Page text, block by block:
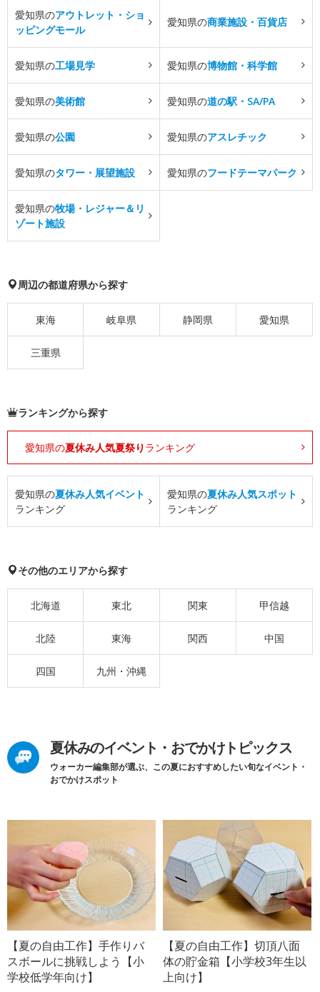
愛知県のアウトレット・ショ
ッピングモール
愛知県の商業施設・百貨店
愛知県の工場見学 愛知県の博物館・科学館
愛知県の美術館 愛知県の道の駅・SA/PA
愛知県の公園 愛知県のアスレチック
愛知県のタワー・展望施設 愛知県のフードテーマパーク
愛知県の牧場・レジャー＆リ
ゾート施設
周辺の都道府県から探す
東海 岐阜県 静岡県 愛知県
三重県
ランキングから探す
愛知県の夏休み人気夏祭り ランキング
愛知県の夏休み人気イベント
ランキング
愛知県の夏休み人気スポット
ランキング
その他のエリアから探す
北海道 東北 関東 甲信越
北陸 東海 関西 中国
四国 九州・沖縄
夏休みのイベント・おでかけトピックス
ウォーカー編集部が選ぶ、この夏におすすめしたい旬なイベント・
おでかけスポット
【夏の自由工作】手作りバ
スボールに挑戦しよう【小
学校低学年向け】
【夏の自由工作】切頂八面
体の貯金箱【小学校3年生以
上向け】